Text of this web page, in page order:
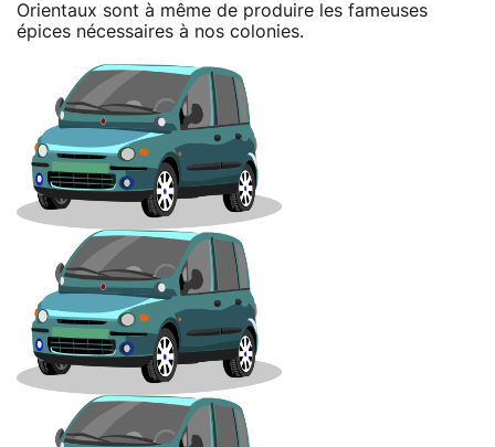
Orientaux sont à même de produire les fameuses
épices nécessaires à nos colonies.